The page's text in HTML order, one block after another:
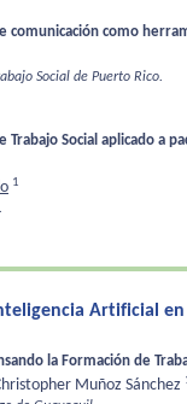
comunicación como
Social de Puerto Rico.
Social aplicado a
1
Artificial
la Formación de
Muñoz Sánchez